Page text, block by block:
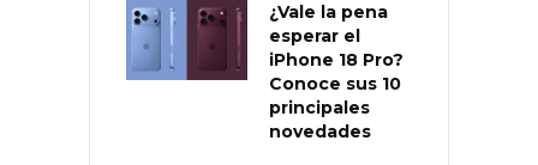
¿Vale la pena
esperar el
iPhone 18 Pro?
Conoce sus 10
principales
novedades